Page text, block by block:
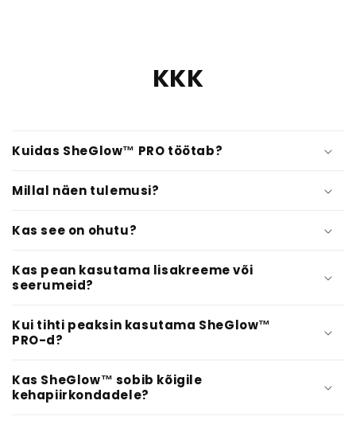
KKK
Kuidas SheGlow™ PRO töötab?
Millal näen tulemusi?
Kas see on ohutu?
Kas pean kasutama lisakreeme või
seerumeid?
Kui tihti peaksin kasutama SheGlow™
PRO-d?
Kas SheGlow™ sobib kõigile
kehapiirkondadele?